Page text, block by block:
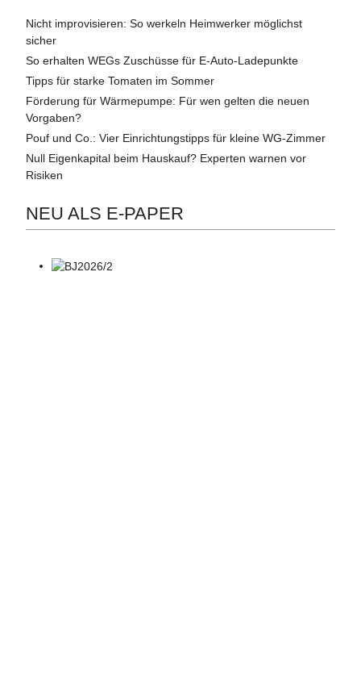
Nicht improvisieren: So werkeln Heimwerker möglichst
sicher
So erhalten WEGs Zuschüsse für E-Auto-Ladepunkte
Tipps für starke Tomaten im Sommer
Förderung für Wärmepumpe: Für wen gelten die neuen
Vorgaben?
Pouf und Co.: Vier Einrichtungstipps für kleine WG-Zimmer
Null Eigenkapital beim Hauskauf? Experten warnen vor
Risiken
NEU ALS E-PAPER